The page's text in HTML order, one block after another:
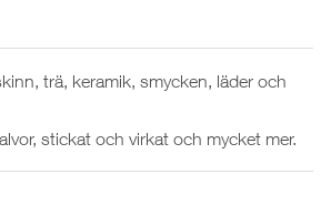
trä, keramik, smycken, läder och
stickat och virkat och mycket mer.